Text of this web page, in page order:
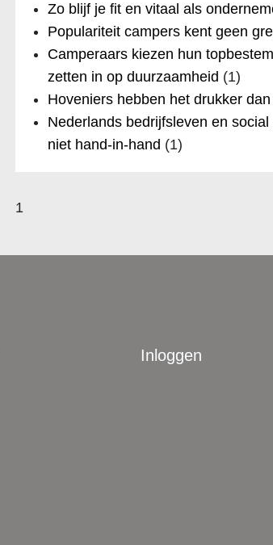
Zo blijf je fit en vitaal als
Populariteit campers kent geen
Camperaars kiezen hun
zetten in op duurzaamheid (1)
Hoveniers hebben het drukker
Nederlands bedrijfsleven en social
niet hand-in-hand (1)
1
Inloggen